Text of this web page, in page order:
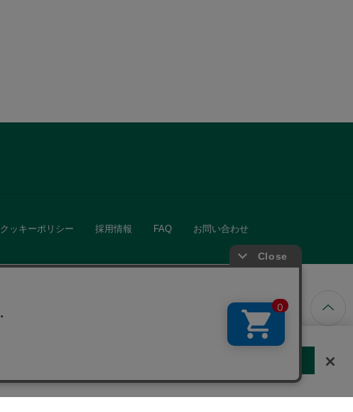
クッキーポリシー 採用情報 FAQ お問い合わせ